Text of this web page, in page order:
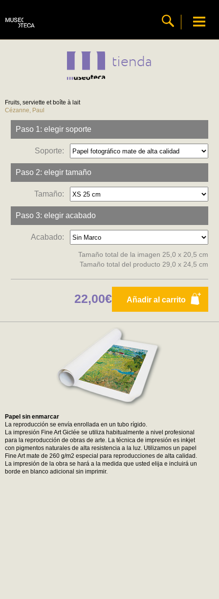
tienda
Fruits, serviette et boîte à lait
Cézanne, Paul
Paso 1: elegir soporte
Soporte:
Paso 2: elegir tamaño
Tamaño:
Paso 3: elegir acabado
Acabado:
Tamaño total de la imagen 25,0 x 20,5 cm
Tamaño total del producto 29,0 x 24,5 cm
Añadir al carrito
22,00€
Papel sin enmarcar
La reproducción se envía enrollada en un tubo rígido.
La impresión Fine Art Giclée se utiliza habitualmente a nivel profesional
para la reproducción de obras de arte. La técnica de impresión es inkjet
con pigmentos naturales de alta resistencia a la luz. Utilizamos un papel
Fine Art mate de 260 g/m2 especial para reproducciones de alta calidad.
La impresión de la obra se hará a la medida que usted elija e incluirá un
borde en blanco adicional sin imprimir.